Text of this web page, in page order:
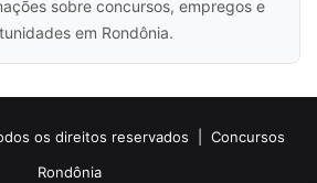
sobre concursos, empregos e
em Rondônia.
os direitos reservados | Concursos
Rondônia